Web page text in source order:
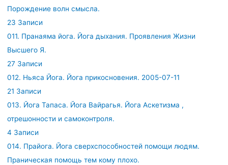
Порождение волн смысла.
23 Записи
011. Пранаяма йога. Йога дыхания. Проявления Жизни
Высшего Я.
27 Записи
012. Ньяса Йога. Йога прикосновения. 2005-07-11
21 Записи
013. Йога Тапаса. Йога Вайрагья. Йога Аскетизма ,
отрешонности и самоконтроля.
4 Записи
014. Прайога. Йога сверхспособностей помощи людям.
Праническая помощь тем кому плохо.